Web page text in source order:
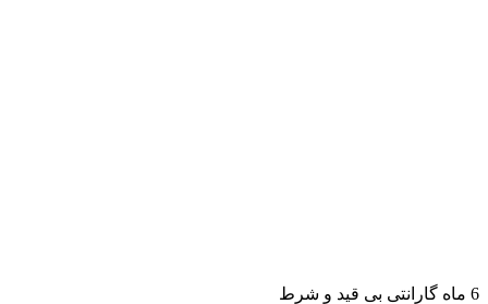
6 ماه گارانتی بی قید و شرط